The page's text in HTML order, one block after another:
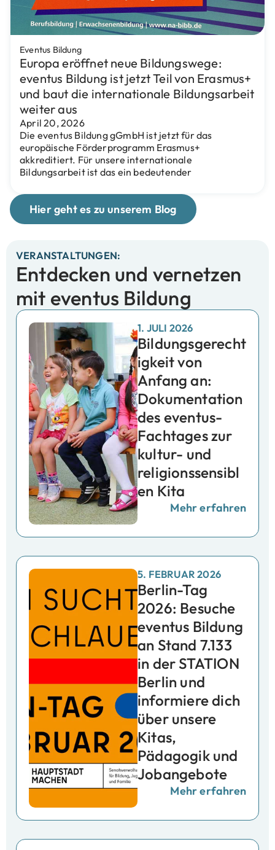
Eventus Bildung
Europa eröffnet neue Bildungswege:
eventus Bildung ist jetzt Teil von Erasmus+
und baut die internationale Bildungsarbeit
weiter aus
April 20, 2026
Die eventus Bildung gGmbH ist jetzt für das
europäische Förderprogramm Erasmus+
akkreditiert. Für unsere internationale
Bildungsarbeit ist das ein bedeutender
Hier geht es zu unserem Blog
VERANSTALTUNGEN:
Entdecken und vernetzen
mit eventus Bildung
1. JULI 2026
Bildungsgerecht
igkeit von
Anfang an:
Dokumentation
des eventus-
Fachtages zur
kultur- und
religionssensibl
en Kita
Mehr erfahren
5. FEBRUAR 2026
Berlin-Tag
2026: Besuche
eventus Bildung
an Stand 7.133
in der STATION
Berlin und
informiere dich
über unsere
Kitas,
Pädagogik und
Jobangebote
Mehr erfahren